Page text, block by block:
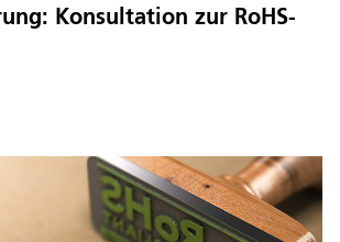
Konsultation zur RoHS-